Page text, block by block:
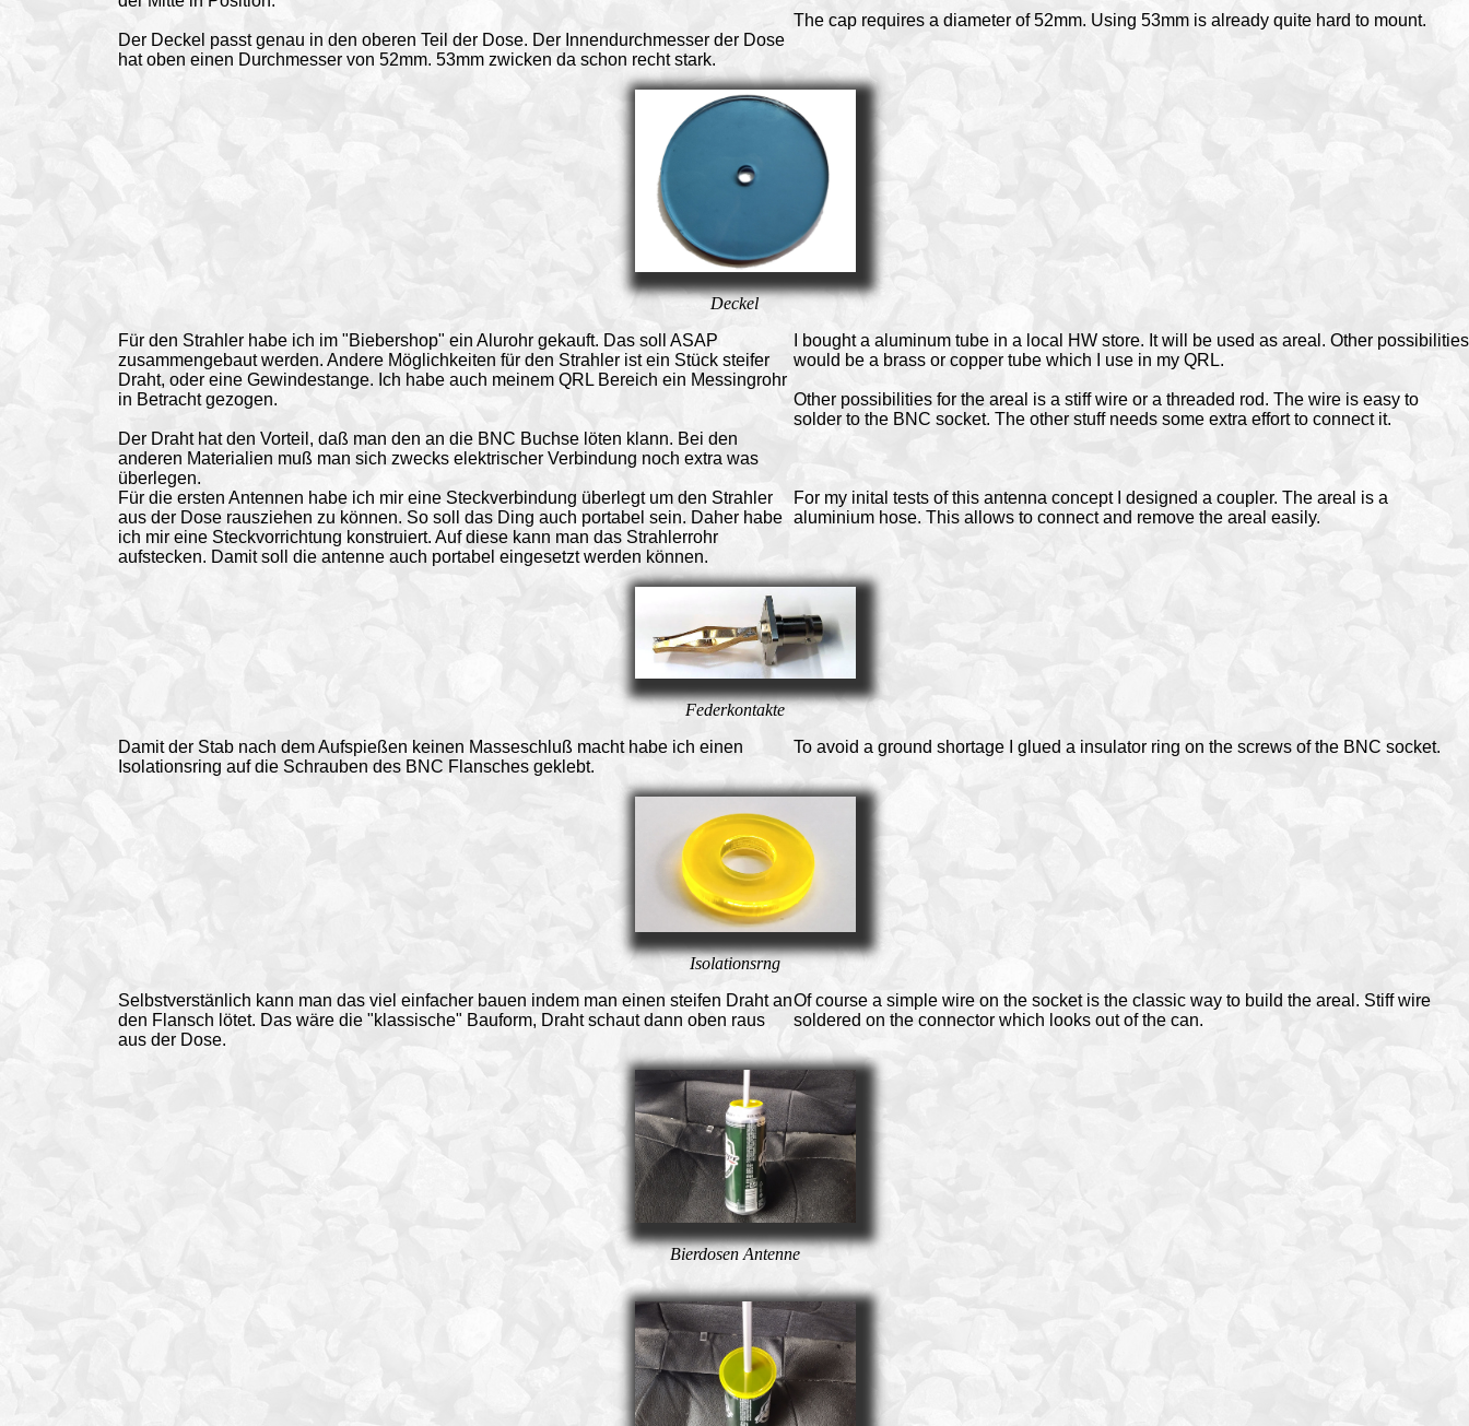
Der Deckel passt genau in den oberen Teil der Dose. Der Innendurchmesser der Dose
hat oben einen Durchmesser von 52mm. 53mm zwicken da schon recht stark.
The cap requires a diameter of 52mm. Using 53mm is already quite hard to mount.
Deckel
Für den Strahler habe ich im "Biebershop" ein Alurohr gekauft. Das soll ASAP
zusammengebaut werden. Andere Möglichkeiten für den Strahler ist ein Stück steifer
Draht, oder eine Gewindestange. Ich habe auch meinem QRL Bereich ein Messingrohr
in Betracht gezogen.
Der Draht hat den Vorteil, daß man den an die BNC Buchse löten klann. Bei den
anderen Materialien muß man sich zwecks elektrischer Verbindung noch extra was
überlegen.
I bought a aluminum tube in a local HW store. It will be used as areal. Other possibilities
would be a brass or copper tube which I use in my QRL.
Other possibilities for the areal is a stiff wire or a threaded rod. The wire is easy to
solder to the BNC socket. The other stuff needs some extra effort to connect it.
Für die ersten Antennen habe ich mir eine Steckverbindung überlegt um den Strahler
aus der Dose rausziehen zu können. So soll das Ding auch portabel sein. Daher habe
ich mir eine Steckvorrichtung konstruiert. Auf diese kann man das Strahlerrohr
aufstecken. Damit soll die antenne auch portabel eingesetzt werden können.
For my inital tests of this antenna concept I designed a coupler. The areal is a
aluminium hose. This allows to connect and remove the areal easily.
Federkontakte
Damit der Stab nach dem Aufspießen keinen Masseschluß macht habe ich einen
Isolationsring auf die Schrauben des BNC Flansches geklebt.
To avoid a ground shortage I glued a insulator ring on the screws of the BNC socket.
Isolationsrng
Selbstverstänlich kann man das viel einfacher bauen indem man einen steifen Draht an
den Flansch lötet. Das wäre die "klassische" Bauform, Draht schaut dann oben raus
aus der Dose.
Of course a simple wire on the socket is the classic way to build the areal. Stiff wire
soldered on the connector which looks out of the can.
BierdosenAntenne